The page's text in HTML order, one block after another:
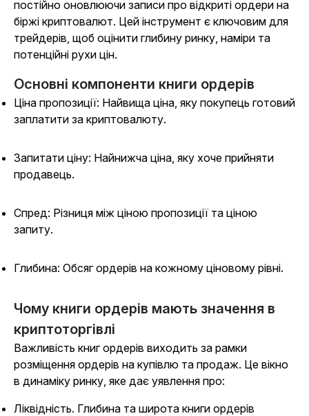
постійно оновлюючи записи про відкриті ордери на
біржі криптовалют. Цей інструмент є ключовим для
трейдерів, щоб оцінити глибину ринку, наміри та
потенційні рухи цін.
Основні компоненти книги ордерів
Ціна пропозиції: Найвища ціна, яку покупець готовий
заплатити за криптовалюту.
Запитати ціну: Найнижча ціна, яку хоче прийняти
продавець.
Спред: Різниця між ціною пропозиції та ціною
запиту.
Глибина: Обсяг ордерів на кожному ціновому рівні.
Чому книги ордерів мають значення в
криптоторгівлі
Важливість книг ордерів виходить за рамки
розміщення ордерів на купівлю та продаж. Це вікно
в динаміку ринку, яке дає уявлення про:
Ліквідність. Глибина та широта книги ордерів